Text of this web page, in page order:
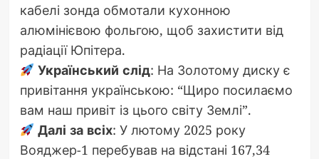
кабелі зонда обмотали кухонною
алюмінієвою фольгою, щоб захистити від
радіації Юпітера.
Український слід: На Золотому диску є
привітання українською: “Щиро посилаємо
вам наш привіт із цього світу Землі”.
Далі за всіх: У лютому 2025 року
Вояджер-1 перебував на відстані 167,34